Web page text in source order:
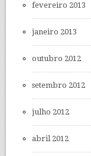
fevereiro 2013
janeiro 2013
outubro 2012
setembro 2012
julho 2012
abril 2012